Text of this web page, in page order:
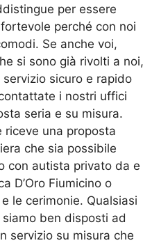
per essere
perché con noi
Se anche voi,
si sono già rivolti a noi,
sicuro e rapido
i nostri uffici
seria e su misura.
riceve una proposta
che sia possibile
con autista privato da e
D’Oro Fiumicino o
le cerimonie. Qualsiasi
ben disposti ad
servizio su misura che